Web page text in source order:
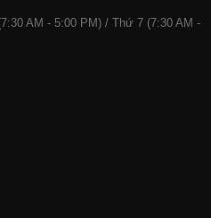
AM - 5:00 PM) / Thứ 7 (7:30 AM -